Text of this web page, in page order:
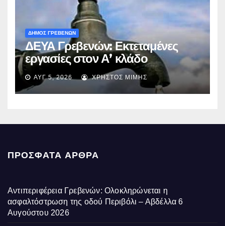
ΔΗΜΟΣ ΓΡΕΒΕΝΩΝ
ΔΕΥΑ Γρεβενών: Εκτεταμένες
εργασίες στον Α’ κλάδο
ύδρευσης – Ποιες περιοχές
επηρεάζονται την Πέμπτη
ΑΥΓ 5, 2026 ΧΡΉΣΤΟΣ ΜΊΜΗΣ
ΠΡΌΣΦΑΤΑ ΆΡΘΡΑ
Αντιπεριφέρεια Γρεβενών: Ολοκληρώνεται η
ασφαλτόστρωση της οδού Περιβόλι – Αβδέλλα 6
Αυγούστου 2026